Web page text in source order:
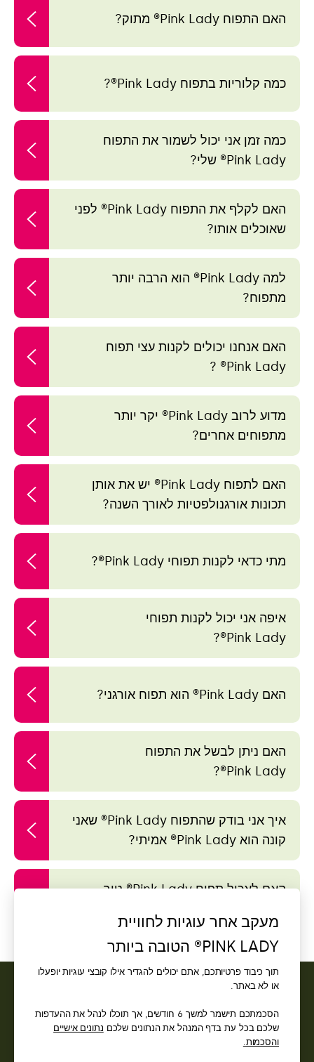
האם התפוח Pink Lady® מתוק?
כמה קלוריות בתפוח Pink Lady®?
כמה זמן אני יכול לשמור את התפוח
Pink Lady® שלי?
האם לקלף את התפוח Pink Lady® לפני
שאוכלים אותו?
למה Pink Lady® הוא הרבה יותר
מתפוח?
האם אנחנו יכולים לקנות עצי תפוח
Pink Lady® ?
מדוע לרוב Pink Lady® יקר יותר
מתפוחים אחרים?
האם לתפוח Pink Lady® יש את אותן
תכונות אורגנולפטיות לאורך השנה?
מתי כדאי לקנות תפוחי Pink Lady®?
איפה אני יכול לקנות תפוחי
Pink Lady®?
האם Pink Lady® הוא תפוח אורגני?
האם ניתן לבשל את התפוח
Pink Lady®?
איך אני בודק שהתפוח Pink Lady® שאני
קונה הוא Pink Lady® אמיתי?
האם לאכול תפוח Pink Lady® טוב
מעקב אחר עוגיות לחוויית
PINK LADY® הטובה ביותר
תוך כיבוד פרטיותכם, אתם יכולים להגדיר אילו קובצי עוגיות יופעלו
או לא באתר.
הסכמתכם תישמר למשך 6 חודשים, אך תוכלו לנהל את ההעדפות
שלכם בכל עת בדף המנהל את הנתונים שלכם נתונים אישיים
והסכמות.